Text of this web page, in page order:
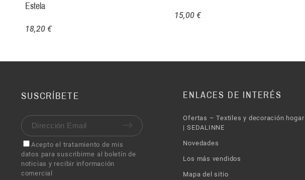
Estela
18,20 €
15,00 €
SUSCRÍBETE
Acepto el tratamiento de mis
datos para suscribirme al boletín de
noticias y recibir información
comercial
ENLACES DE INTERÉS
Ofertas – Textiles y decoración hogar
| SEDALINNE
Novedades
Los más vendidos
Mapa del sitio